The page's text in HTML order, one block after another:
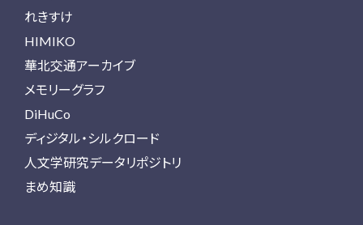
れきすけ
HIMIKO
華北交通アーカイブ
メモリーグラフ
DiHuCo
ディジタル・シルクロード
人文学研究データリポジトリ
まめ知識